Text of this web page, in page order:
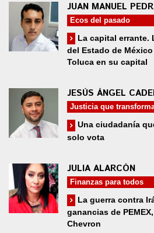
JUAN MANUEL
Ecos del pasado
La capital errante.
del Estado de
Toluca en su capital
JESÚS ÁNGEL
Justicia que
Una ciudadanía
solo vota
JULIA ALARCÓN
Finanzas para todos
La guerra contra
ganancias de
Chevron